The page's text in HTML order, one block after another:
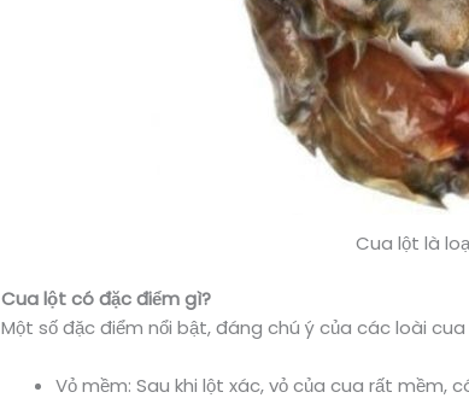
Cua lột là
Cua lột có đặc điểm gì?
Một số đặc điểm nổi bật, đáng chú ý của các loài
Vỏ mềm: Sau khi lột xác, vỏ của cua rất mềm,